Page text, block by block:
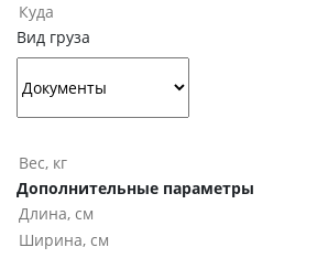
Вид груза
Дополнительные параметры